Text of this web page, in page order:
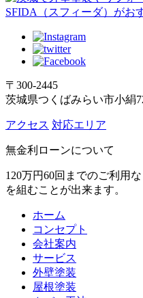
〒300-2445
茨城県つくばみらい市小絹
アクセス 対応エリア
無金利ローンについて
120万円60回までのご利用
を組むことが出来ます。
ホーム
コンセプト
会社案内
サービス
外壁塗装
屋根塗装